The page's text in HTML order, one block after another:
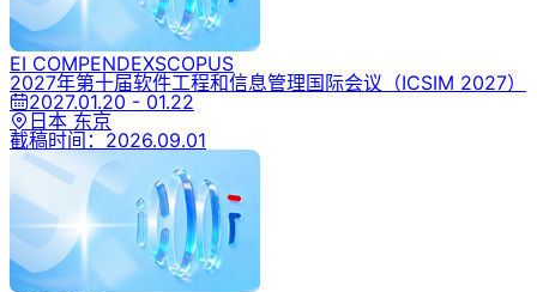
EI COMPENDEXSCOPUS
2027年第十届软件工程和信息管理国际会议 （ICSIM 2027）
2027.01.20 - 01.22
日本 东京
截稿时间： 2026.09.01